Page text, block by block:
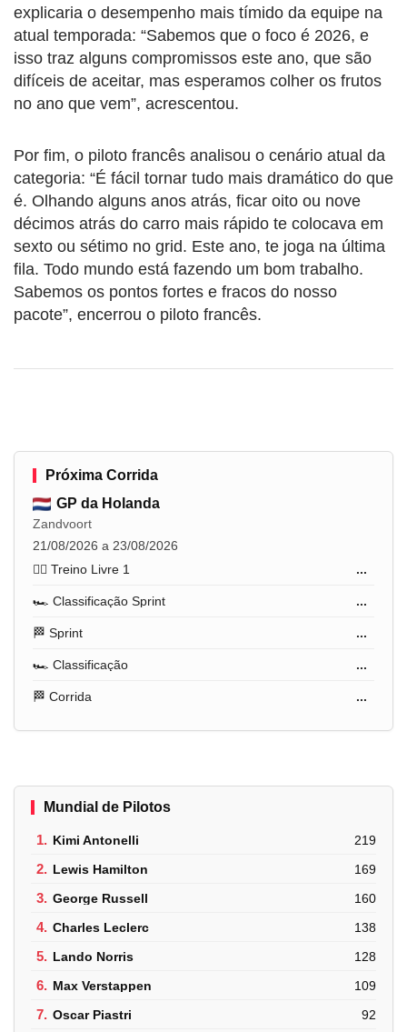
explicaria o desempenho mais tímido da equipe na
atual temporada: “Sabemos que o foco é 2026, e
isso traz alguns compromissos este ano, que são
difíceis de aceitar, mas esperamos colher os frutos
no ano que vem”, acrescentou.
Por fim, o piloto francês analisou o cenário atual da
categoria: “É fácil tornar tudo mais dramático do que
é. Olhando alguns anos atrás, ficar oito ou nove
décimos atrás do carro mais rápido te colocava em
sexto ou sétimo no grid. Este ano, te joga na última
fila. Todo mundo está fazendo um bom trabalho.
Sabemos os pontos fortes e fracos do nosso
pacote”, encerrou o piloto francês.
Próxima Corrida
GP da Holanda
Zandvoort
21/08/2026 a 23/08/2026
🏋️‍♂️ Treino Livre 1
...
🏎️ Classificação Sprint ...
🏁 Sprint ...
🏎️ Classificação ...
🏁 Corrida ...
Mundial de Pilotos
1. Kimi Antonelli 219
2. Lewis Hamilton 169
3. George Russell 160
4. Charles Leclerc 138
5. Lando Norris 128
6. Max Verstappen 109
7. Oscar Piastri 92